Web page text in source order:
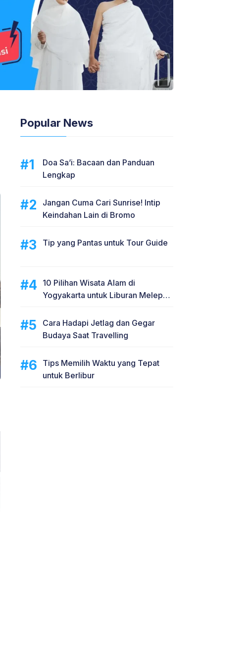
Popular News
Doa Sa’i: Bacaan dan Panduan
Lengkap
Jangan Cuma Cari Sunrise! Intip
Keindahan Lain di Bromo
Tip yang Pantas untuk Tour Guide
10 Pilihan Wisata Alam di
Yogyakarta untuk Liburan Melepas
Cara Hadapi Jetlag dan Gegar
Budaya Saat Travelling
Tips Memilih Waktu yang Tepat
untuk Berlibur